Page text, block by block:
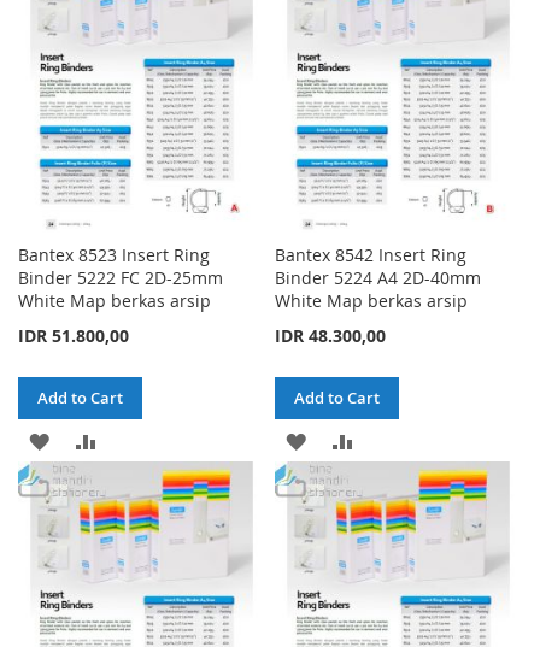
LIST
LIST
Bantex 8523 Insert Ring
Binder 5222 FC 2D-25mm
White Map berkas arsip
IDR 51.800,00
Add to Cart
ADD
TO
WISH
LIST
COMPARE
Bantex 8542 Insert Ring
Binder 5224 A4 2D-40mm
White Map berkas arsip
IDR 48.300,00
Add to Cart
ADD
TO
WISH
LIST
COMPARE